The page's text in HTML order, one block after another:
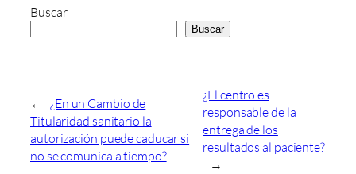
Buscar
Buscar
← ¿En un Cambio de
Titularidad sanitario la
autorización puede caducar si
no se comunica a tiempo?
¿El centro es
responsable de la
entrega de los
resultados al paciente?
→